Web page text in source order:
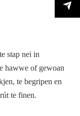
stap nei in
hawwe of gewoan
te begripen en
te finen.